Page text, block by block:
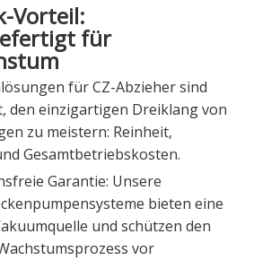
Vorteil:
für
für CZ-Abzieher sind
den einzigartigen Dreiklang von
zu meistern: Reinheit,
Gesamtbetriebskosten.
Garantie: Unsere
bieten eine
und schützen den
vor